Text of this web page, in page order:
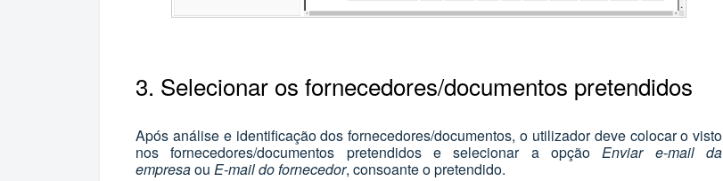
3. Selecionar os fornecedores/documentos pretendidos
Após análise e identificação dos fornecedores/documentos, o utilizador deve colocar o visto
nos fornecedores/documentos pretendidos e selecionar a opçãoEnviar e-mail da
empresaou E-mail do fornecedor, consoante o pretendido.